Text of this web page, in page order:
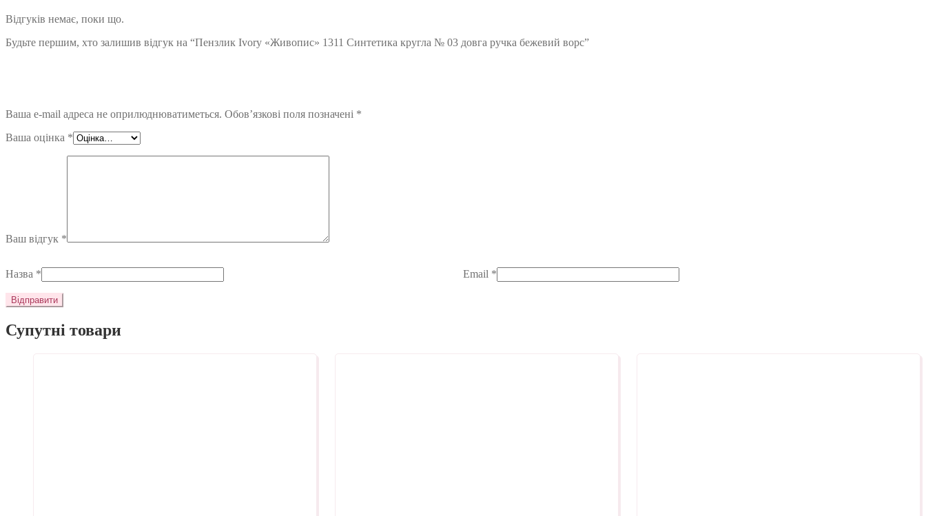
Відгуків немає, поки що.
Будьте першим, хто залишив відгук на “Пензлик Ivory «Живопис» 1311 Синтетика кругла № 03 довга ручка бежевий ворс”
Ваша e-mail адреса не оприлюднюватиметься. Обов’язкові поля позначені *
Ваша оцінка *
Ваш відгук *
Назва * Email *
Супутні товари